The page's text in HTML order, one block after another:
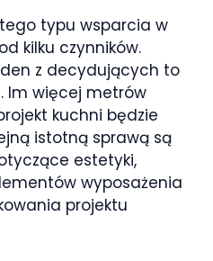
typu wsparcia w
kilku czynników.
z decydujących to
Im więcej metrów
kuchni będzie
istotną sprawą są
estetyki,
wyposażenia
projektu